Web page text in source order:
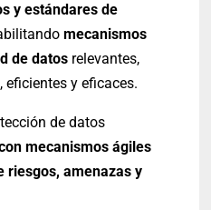
y estándares de
mecanismos
de datosrelevantes,
eficientes y eficaces.
de datos
mecanismos ágiles
riesgos, amenazas y